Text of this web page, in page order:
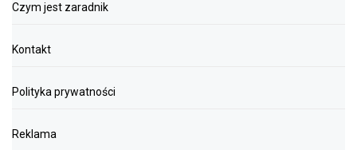
Czym jest zaradnik
Kontakt
Polityka prywatności
Reklama